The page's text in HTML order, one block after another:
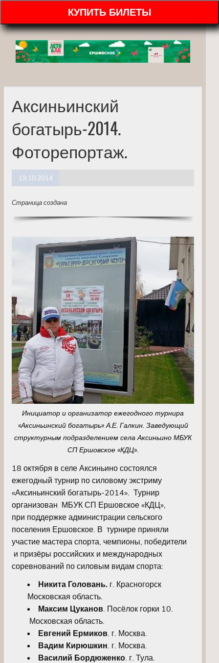
КУПИТЬ БИЛЕТЫ
Аксиньинский
богатырь-2014.
Фоторепортаж.
19.10.2014
Страница создана
Инициатор и организатор ежегодного турнира
«Аксиньинский богатырь» А.Е. Галкин. Заведующий
структурным подразделением села Аксиньино МБУК
СП Ершовское «КДЦ».
18 октября в селе Аксиньино состоялся
ежегодный турнир по силовому экстриму
«Аксиньинский богатырь-2014». Турнир
организован МБУК СП Ершовское «КДЦ»,
при поддержке администрации сельского
поселения Ершовское. В турнире приняли
участие мастера спорта, чемпионы, победители
и призёры российских и международных
соревнований по силовым видам спорта:
Никита Головань. г. Красногорск
Московская область.
Максим Цуканов . Посёлок горки 10.
Московская область.
Евгений Ермиков . г. Москва.
Вадим Кирюшкин . г. Москва.
Василий Бордюженко . г. Тула.